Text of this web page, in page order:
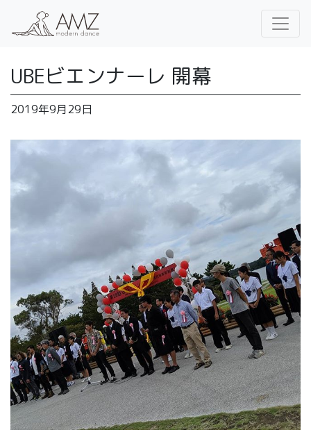
UBEビエンナーレ 開幕
2019年9月29日